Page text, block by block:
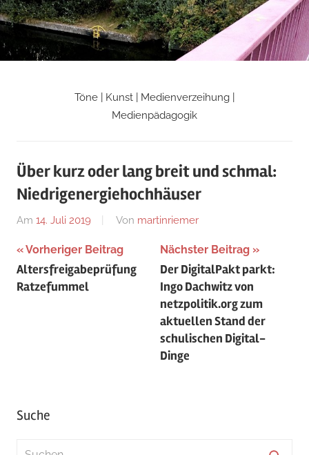
Zum
Inhalt
springen
Martin
Blog
Töne | Kunst | Medienverzeihung |
Medienpädagogik
Über kurz oder lang breit und schmal:
Niedrigenergiehochhäuser
Am 14. Juli 2019 Von martinriemer
Beitragsnavigation
Vorheriger Beitrag
Altersfreigabeprüfung
Ratzefummel
Nächster Beitrag
Der DigitalPakt parkt:
Ingo Dachwitz von
netzpolitik.org zum
aktuellen Stand der
schulischen Digital-
Dinge
Suche
Suchen